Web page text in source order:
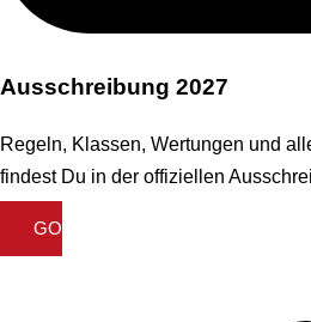
Ausschreibung 2027
Regeln, Klassen, Wertungen und
findest Du in der offiziellen
GO